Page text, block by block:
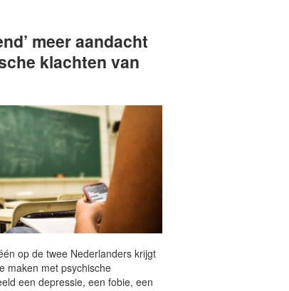
meer aandacht
klachten van
op de twee Nederlanders krijgt
maken met psychische
een depressie, een fobie, een